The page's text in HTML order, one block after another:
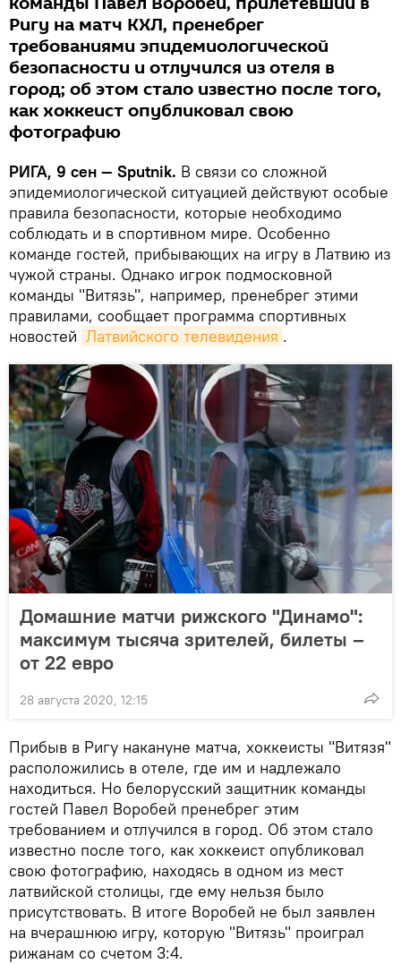
Ригу на матч КХЛ, пренебрег
требованиями эпидемиологической
безопасности и отлучился из отеля в
город; об этом стало известно после того,
как хоккеист опубликовал свою
фотографию
РИГА, 9 сен — Sputnik. В связи со сложной
эпидемиологической ситуацией действуют особые
правила безопасности, которые необходимо
соблюдать и в спортивном мире. Особенно
команде гостей, прибывающих на игру в Латвию из
чужой страны. Однако игрок подмосковной
команды "Витязь", например, пренебрег этими
правилами, сообщает программа спортивных
новостей Латвийского телевидения .
Домашние матчи рижского "Динамо":
максимум тысяча зрителей, билеты –
от 22 евро
28 августа 2020, 12:15
Прибыв в Ригу накануне матча, хоккеисты "Витязя"
расположились в отеле, где им и надлежало
находиться. Но белорусский защитник команды
гостей Павел Воробей пренебрег этим
требованием и отлучился в город. Об этом стало
известно после того, как хоккеист опубликовал
свою фотографию, находясь в одном из мест
латвийской столицы, где ему нельзя было
присутствовать. В итоге Воробей не был заявлен
на вчерашнюю игру, которую "Витязь" проиграл
рижанам со счетом 3:4.